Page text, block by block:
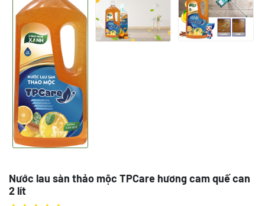
Nước lau sàn thảo mộc TPCare hương cam quế can
2 lít